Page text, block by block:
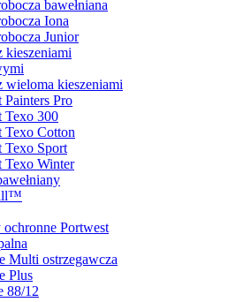
bawełniana
Iona
Junior
kieszeniami
wieloma kieszeniami
Painters Pro
Texo 300
Texo Cotton
Texo Sport
Texo Winter
ochronne Portwest
Multi ostrzegawcza
Plus
88/12